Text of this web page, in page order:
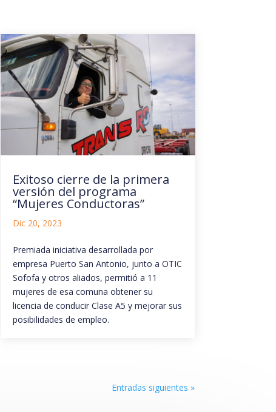
Exitoso cierre de la primera
versión del programa
“Mujeres Conductoras”
Dic 20, 2023
Premiada iniciativa desarrollada por
empresa Puerto San Antonio, junto a OTIC
Sofofa y otros aliados, permitió a 11
mujeres de esa comuna obtener su
licencia de conducir Clase A5 y mejorar sus
posibilidades de empleo.
Entradas siguientes »